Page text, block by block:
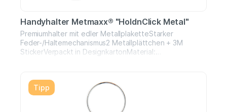
Handyhalter Metmaxx® "HoldnClick Metal"
Premiumhalter mit edler MetallplaketteStarker
Feder-/Haltemechanismus2 Metallplättchen + 3M
StickerVerpackt in DesignkartonMaterial:
Tipp